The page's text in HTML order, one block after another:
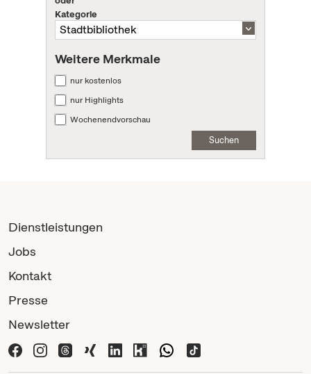
Kategorie
Weitere Merkmale
nur kostenlos
nur Highlights
Wochenendvorschau
Suchen
Dienstleistungen
Jobs
Kontakt
Presse
Newsletter